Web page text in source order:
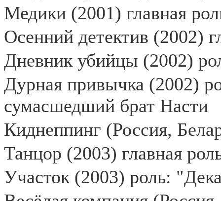
Медики (2001) главная
Осенний детектив (2002)
Дневник убийцы (2002)
Дурная привычка (2002)
сумасшедший брат Насти
Киднеппинг (Россия,
Танцор (2003) главная
Участок (2003) роль: